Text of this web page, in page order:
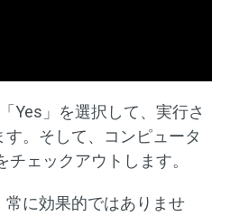
Yes」を選択して、実行さ
。そして、コンピュータ
チェックアウトします。
常に効果的ではありませ